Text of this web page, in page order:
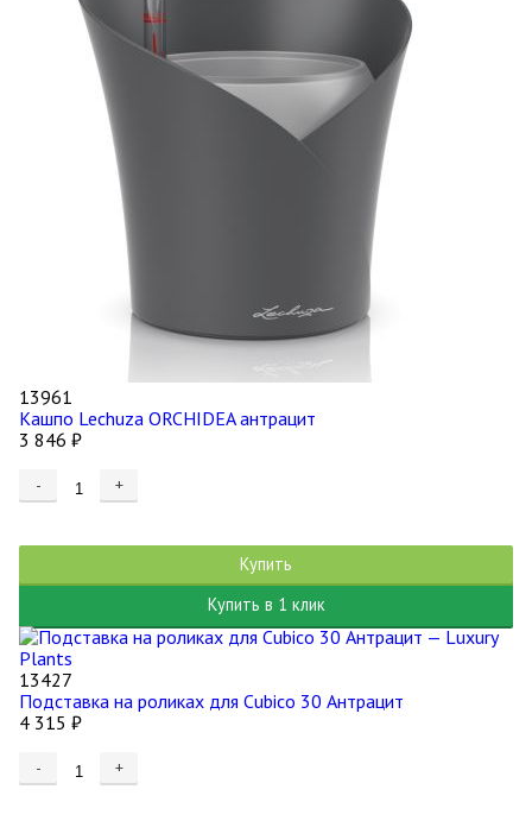
13961
Кашпо Lechuza ORCHIDEA антрацит
3 846 ₽
- +
Купить
Купить в 1 клик
13427
Подставка на роликах для Cubico 30 Антрацит
4 315 ₽
- +